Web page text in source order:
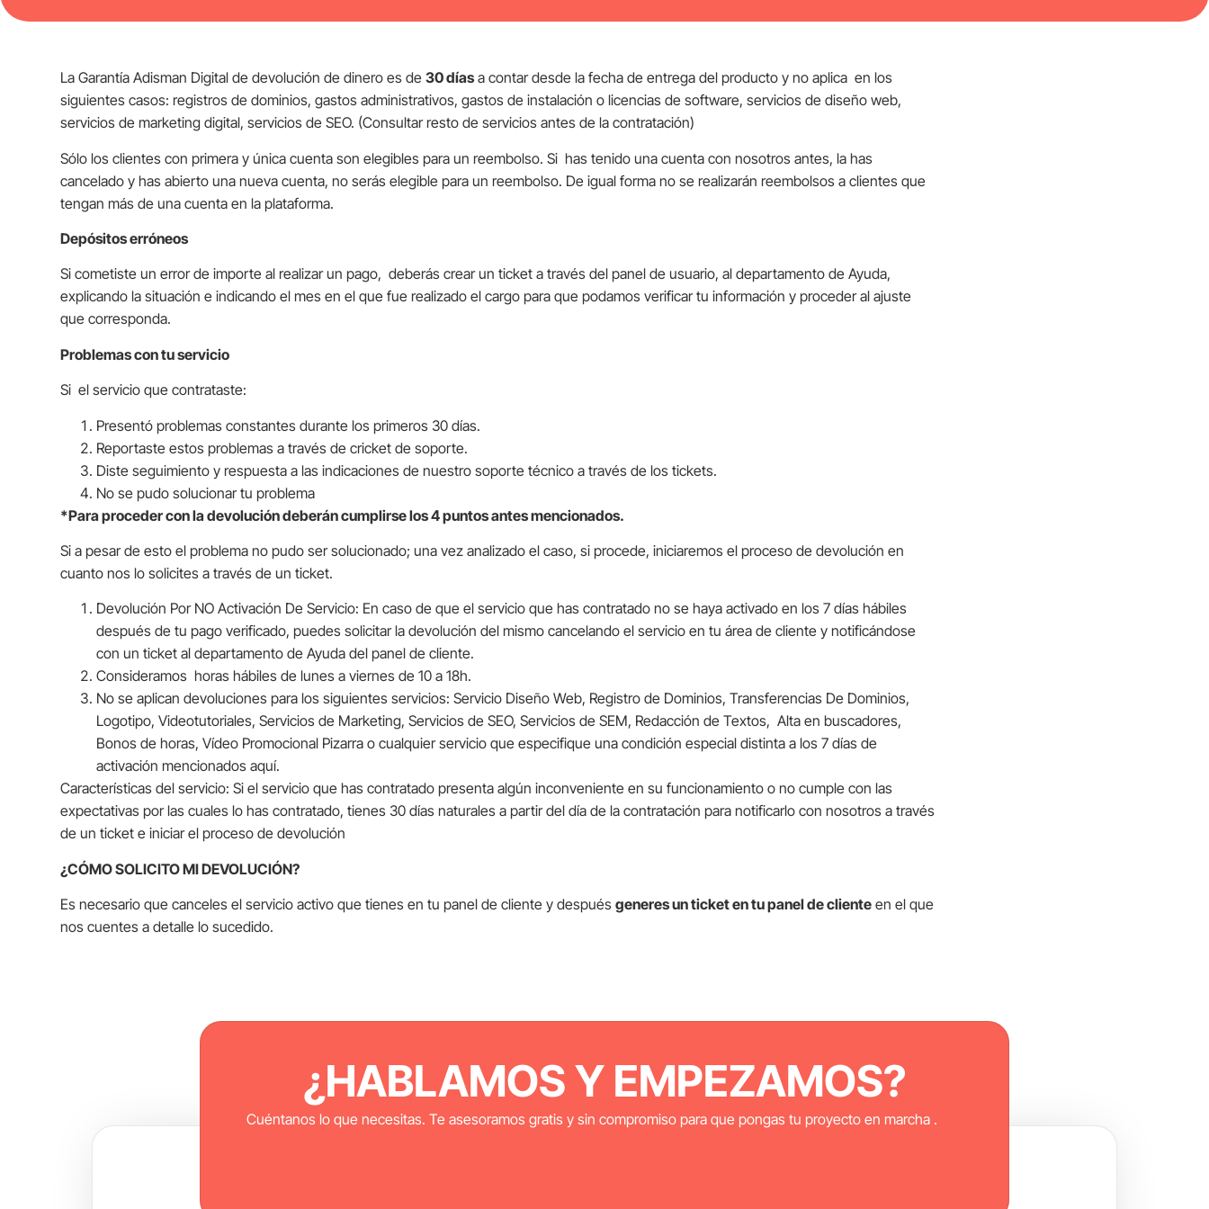
La Garantía Adisman Digital de devolución de dinero es de30 días a contar desde la fecha de entrega del producto y no aplica en los
siguientes casos: registros de dominios, gastos administrativos, gastos de instalación o licencias de software, servicios de diseño web,
servicios de marketing digital, servicios de SEO. (Consultar resto de servicios antes de la contratación)
Sólo los clientes con primera y única cuenta son elegibles para un reembolso. Si has tenido una cuenta con nosotros antes, la has
cancelado y has abierto una nueva cuenta, no serás elegible para un reembolso. De igual forma no se realizarán reembolsos a clientes que
tengan más de una cuenta en la plataforma.
Depósitos erróneos
Si cometiste un error de importe al realizar un pago, deberás crear un ticket a través del panel de usuario, al departamento de Ayuda,
explicando la situación e indicando el mes en el que fue realizado el cargo para que podamos verificar tu información y proceder al ajuste
que corresponda.
Problemas con tu servicio
Si el servicio que contrataste:
Presentó problemas constantes durante los primeros 30 días.
Reportaste estos problemas a través de cricket de soporte.
Diste seguimiento y respuesta a las indicaciones de nuestro soporte técnico a través de los tickets.
No se pudo solucionar tu problema
*Para proceder con la devolución deberán cumplirse los 4 puntos antes mencionados.
Si a pesar de esto el problema no pudo ser solucionado; una vez analizado el caso, si procede, iniciaremos el proceso de devolución en
cuanto nos lo solicites a través de un ticket.
Devolución Por NO Activación De Servicio: En caso de que el servicio que has contratado no se haya activado en los 7 días hábiles
después de tu pago verificado, puedes solicitar la devolución del mismo cancelando el servicio en tu área de cliente y notificándose
con un ticket al departamento de Ayuda del panel de cliente.
Consideramos horas hábiles de lunes a viernes de 10 a 18h.
No se aplican devoluciones para los siguientes servicios: Servicio Diseño Web, Registro de Dominios, Transferencias De Dominios,
Logotipo, Videotutoriales, Servicios de Marketing, Servicios de SEO, Servicios de SEM, Redacción de Textos, Alta en buscadores,
Bonos de horas, Vídeo Promocional Pizarra o cualquier servicio que especifique una condición especial distinta a los 7 días de
activación mencionados aquí.
Características del servicio: Si el servicio que has contratado presenta algún inconveniente en su funcionamiento o no cumple con las
expectativas por las cuales lo has contratado, tienes 30 días naturales a partir del día de la contratación para notificarlo con nosotros a través
de un ticket e iniciar el proceso de devolución
¿CÓMO SOLICITO MI DEVOLUCIÓN?
Es necesario que canceles el servicio activo que tienes en tu panel de cliente y despuésgeneres un ticket en tu panel de cliente en el que
nos cuentes a detalle lo sucedido.
¿HABLAMOS Y EMPEZAMOS?
Cuéntanos lo que necesitas. Te asesoramos gratis y sin compromiso para que pongas tu proyecto en marcha .